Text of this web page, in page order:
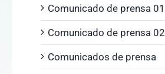
Comunicado de prensa 01
Comunicado de prensa 02
Comunicados de prensa